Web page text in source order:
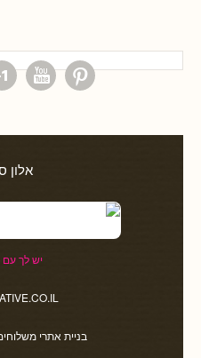
אלון
יש לך עם
בניית אתרי